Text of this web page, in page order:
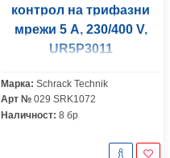
контрол на трифазни
мрежи 5 A, 230/400 V,
UR5P3011
Марка: Schrack Technik
Арт № 029 SRK1072
Наличност: 8 бр